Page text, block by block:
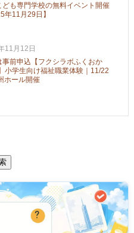
ども専門学校の無料イベント開催
年11月29日】
11月12日
事前申込【フクシラボふくおか
小学生向け福祉職業体験｜11/22
ホール開催